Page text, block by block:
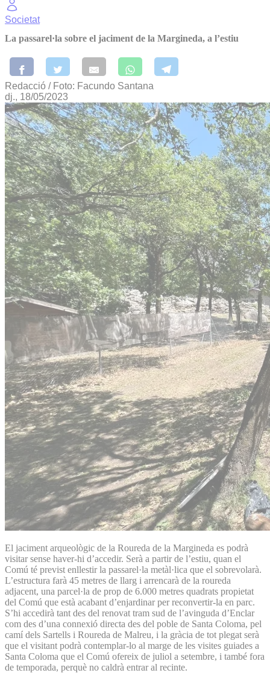
Societat
La passarel·la sobre el jaciment de la Margineda, a l’estiu
Redacció / Foto: Facundo Santana
dj., 18/05/2023
El jaciment arqueològic de la Roureda de la Margineda es podrà
visitar sense haver-hi d’accedir. Serà a partir de l’estiu, quan el
Comú té previst enllestir la passarel·la metàl·lica que el sobrevolarà.
L’estructura farà 45 metres de llarg i arrencarà de la roureda
adjacent, una parcel·la de prop de 6.000 metres quadrats propietat
del Comú que està acabant d’enjardinar per reconvertir-la en parc.
S’hi accedirà tant des del renovat tram sud de l’avinguda d’Enclar
com des d’una connexió directa des del poble de Santa Coloma, pel
camí dels Sartells i Roureda de Malreu, i la gràcia de tot plegat serà
que el visitant podrà contemplar-lo al marge de les visites guiades a
Santa Coloma que el Comú ofereix de juliol a setembre, i també fora
de temporada, perquè no caldrà entrar al recinte.